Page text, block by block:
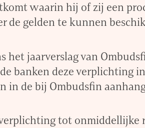
waarin hij of zij een
de gelden te kunnen
het jaarverslag van
banken deze verplichting
in de bij Ombudsfin
tot onmiddellijke